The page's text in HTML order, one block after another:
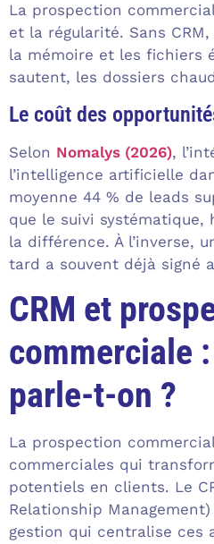
La prospection
et la régularité. Sans
la mémoire et les fichiers
sautent, les dossiers
Le coût des
Selon Nomalys (2026),
l’intelligence artificielle
moyenne 44 % de leads
que le suivi systématique,
la différence. À l’inverse,
tard a souvent déjà signé
CRM et
commerciale
parle-t-on ?
La prospection
commerciales qui
potentiels en clients. Le
Relationship
gestion qui centralise ces